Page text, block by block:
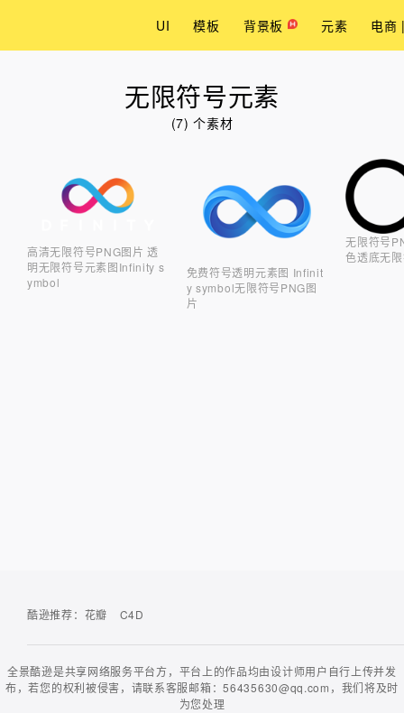
UI 模板 背景板 元素 电商
无限符号元素
(7) 个素材
高清无限符号PNG图片 透
明无限符号元素图Infinity s
ymbol
免费符号透明元素图 Infinit
y symbol无限符号PNG图
片
无限符号
色透底无
酷逊推荐： 花瓣 C4D
全景酷逊是共享网络服务平台方，平台上的作品均由设计师用户自行上传并发
布，若您的权利被侵害，请联系客服邮箱：56435630@qq.com，我们将及时
为您处理